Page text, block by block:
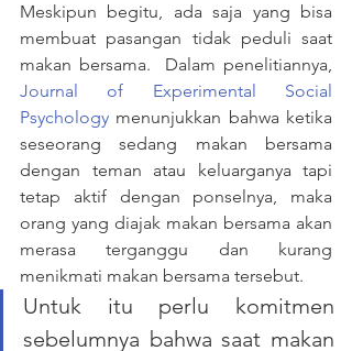
Meskipun begitu, ada saja yang bisa
membuat pasangan tidak peduli saat
Journal of Experimental Social
Psychology menunjukkan bahwa ketika
seseorang sedang makan bersama
dengan teman atau keluarganya tapi
tetap aktif dengan ponselnya, maka
orang yang diajak makan bersama akan
merasa terganggu dan kurang
menikmati makan bersama tersebut.
Untuk itu perlu komitmen
sebelumnya bahwa saat makan